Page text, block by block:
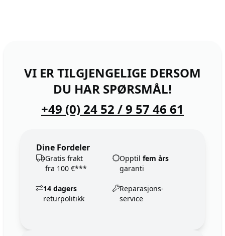
VI ER TILGJENGELIGE DERSOM
DU HAR SPØRSMÅL!
+49 (0) 24 52 / 9 57 46 61
Dine Fordeler
Gratis frakt
fra 100 €***
Opptil fem års
garanti
14 dagers
returpolitikk
Reparasjons-
service